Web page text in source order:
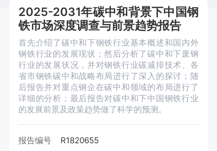
2025-2031年碳中和背景下中国钢
铁市场深度调查与前景趋势报告
首先介绍了碳中和下钢铁行业基本概述和国内外
钢铁行业的发展现状；然后分析了碳中和下废钢
行业的发展状况，并对钢铁行业碳减排技术、各
省市钢铁碳中和战略布局进行了深入的探讨；随
后报告并对重点钢企在碳中和领域的布局进行了
详细的分析；最后报告对碳中和下中国钢铁行业
的发展前景及政策趋势做了科学的预测。
报告编号 R1820655